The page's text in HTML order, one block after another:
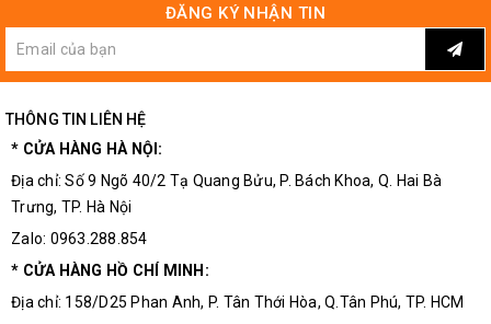
ĐĂNG KÝ NHẬN TIN
THÔNG TIN LIÊN HỆ
* CỬA HÀNG HÀ NỘI:
Địa chỉ: Số 9 Ngõ 40/2 Tạ Quang Bửu, P. Bách Khoa, Q. Hai Bà
Trưng, TP. Hà Nội
Zalo: 0963.288.854
* CỬA HÀNG HỒ CHÍ MINH:
Địa chỉ: 158/D25 Phan Anh, P. Tân Thới Hòa, Q.Tân Phú, TP. HCM